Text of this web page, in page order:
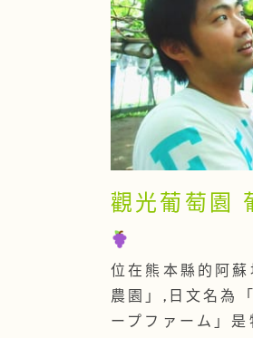
觀光葡萄園
位在熊本縣的阿
農園」,日文名為
ープファーム」